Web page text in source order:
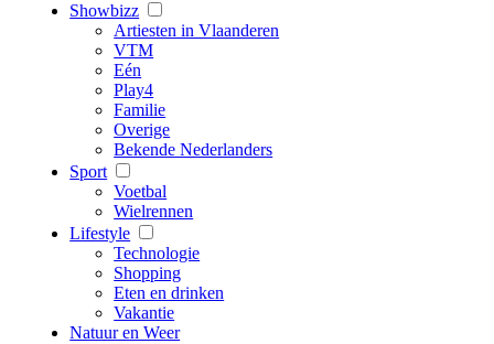
Showbizz
Artiesten in Vlaanderen
VTM
Eén
Play4
Familie
Overige
Bekende Nederlanders
Sport
Voetbal
Wielrennen
Lifestyle
Technologie
Shopping
Eten en drinken
Vakantie
Natuur en Weer